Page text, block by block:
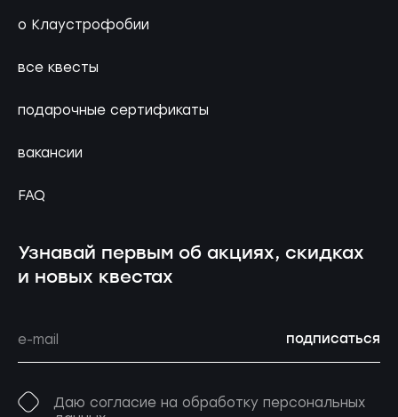
о Клаустрофобии
все квесты
подарочные сертификаты
вакансии
FAQ
Узнавай первым об акциях, скидках
и новых квестах
подписаться
Даю согласие на обработку персональных